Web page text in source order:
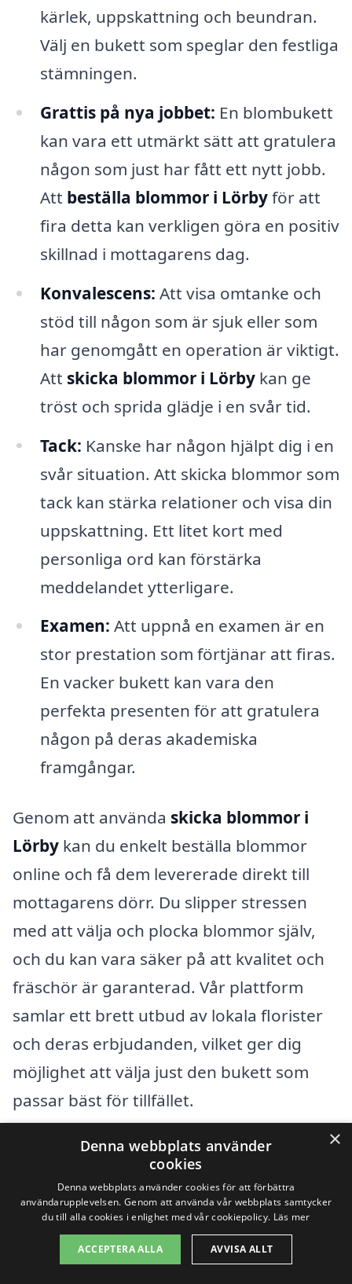
kärlek, uppskattning och beundran.
Välj en bukett som speglar den festliga
stämningen.
Grattis på nya jobbet: En blombukett
kan vara ett utmärkt sätt att gratulera
någon som just har fått ett nytt jobb.
Att beställa blommor i Lörbyför att
fira detta kan verkligen göra en positiv
skillnad i mottagarens dag.
Konvalescens: Att visa omtanke och
stöd till någon som är sjuk eller som
har genomgått en operation är viktigt.
Att skicka blommor i Lörbykan ge
tröst och sprida glädje i en svår tid.
Tack: Kanske har någon hjälpt dig i en
svår situation. Att skicka blommor som
tack kan stärka relationer och visa din
uppskattning. Ett litet kort med
personliga ord kan förstärka
meddelandet ytterligare.
Examen: Att uppnå en examen är en
stor prestation som förtjänar att firas.
En vacker bukett kan vara den
perfekta presenten för att gratulera
någon på deras akademiska
framgångar.
Genom att använda skicka blommor i
Lörby kan du enkelt beställa blommor
online och få dem levererade direkt till
mottagarens dörr. Du slipper stressen
med att välja och plocka blommor själv,
och du kan vara säker på att kvalitet och
fräschör är garanterad. Vår plattform
samlar ett brett utbud av lokala florister
och deras erbjudanden, vilket ger dig
möjlighet att välja just den bukett som
passar bäst för tillfället.
beställer blommor i Lörby
, kan du
även välj mellan olika arrangemang,
inklusive:
Stora och färgglada buketter för
×
Denna webbplats använder
cookies
Denna webbplats använder cookies för att förbättra
användarupplevelsen. Genom att använda vår webbplats samtycker
du till alla cookies i enlighet med vår cookiepolicy. Läs mer
ACCEPTERA ALLA AVVISA ALLT